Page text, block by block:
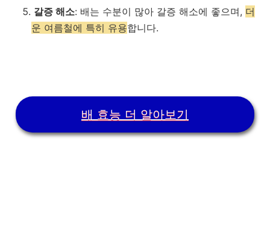
갈증 해소: 배는 수분이 많아 갈증 해소에 좋으며, 더
운 여름철에 특히 유용합니다.
배 효능 더 알아보기